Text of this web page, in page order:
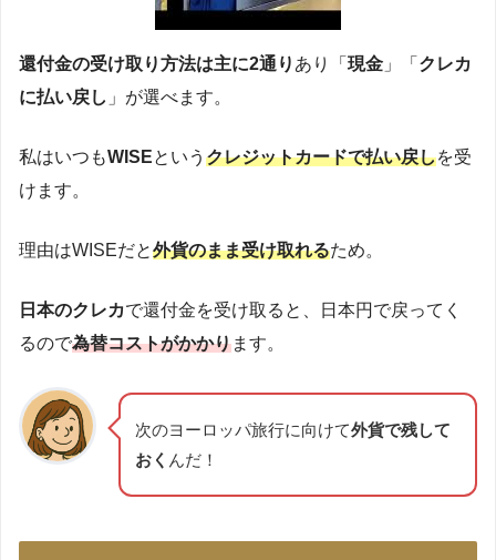
還付金の受け取り方法は主に2通り あり「 現金 」「 クレカ
に払い戻し 」が選べます。
私はいつもWISEという クレジットカードで払い戻しを受
けます。
理由はWISEだと外貨のまま受け取れるため。
日本のクレカで還付金を受け取ると、日本円で戻ってく
るので為替コストがかかります。
次のヨーロッパ旅行に向けて外貨で残して
おく んだ！